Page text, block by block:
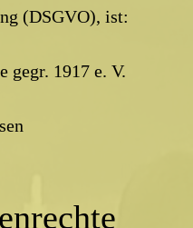
(DSGVO), ist:
gegr. 1917 e. V.